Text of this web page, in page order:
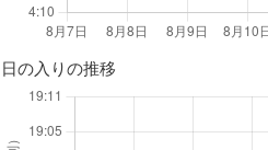
日の入りの推移